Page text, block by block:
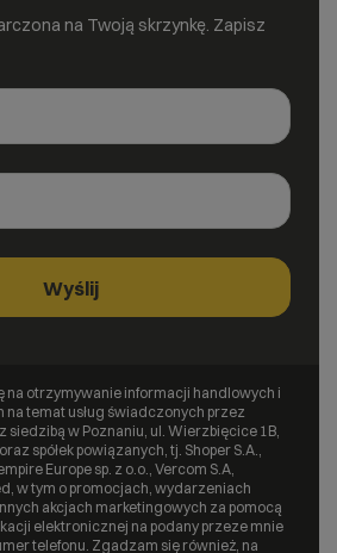
na Twoją skrzynkę. Zapisz
na otrzymywanie informacji handlowych i
na temat usług świadczonych przez
z siedzibą w Poznaniu, ul. Wierzbięcice 1B,
spółek powiązanych, tj. Shoper S.A.,
Europe sp. z o.o., Vercom S.A,
w tym o promocjach, wydarzeniach
akcjach marketingowych za pomocą
elektronicznej na podany przeze mnie
telefonu. Zgadzam się również, na